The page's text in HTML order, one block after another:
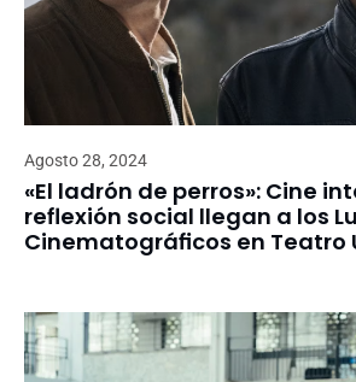
Agosto 28, 2024
«El ladrón de perros»: Cine
reflexión social llegan a los
Cinematográficos en Teatro